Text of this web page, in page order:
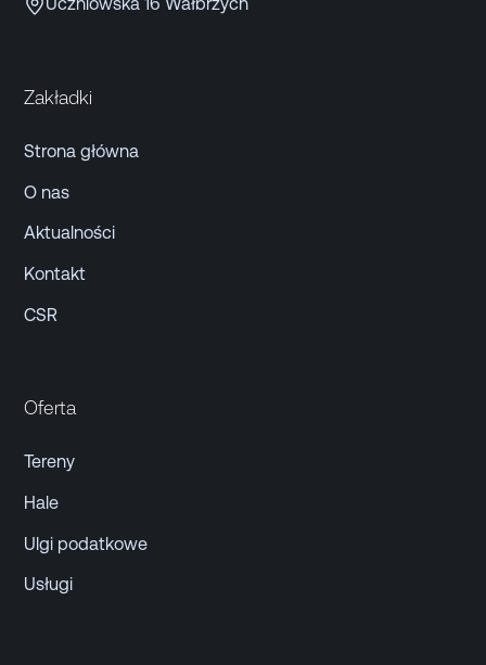
Zakładki
Strona główna
O nas
Aktualności
Kontakt
CSR
Oferta
Tereny
Hale
Ulgi podatkowe
Usługi